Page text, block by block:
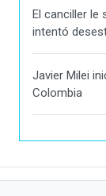
El canciller le
intentó
Javier Milei
Colombia